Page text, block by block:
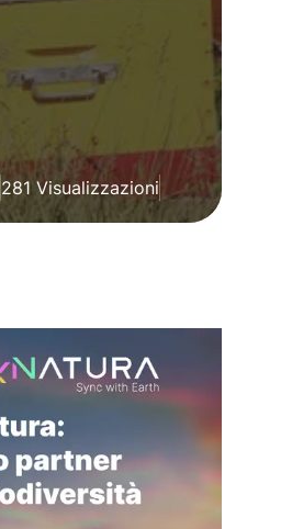
281 Visualizzazioni